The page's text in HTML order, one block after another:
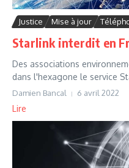
Justice Mise à jour
Starlink interdit en
Des associations
dans l'hexagone le service
Damien Bancal 6 avril 2022
Lire